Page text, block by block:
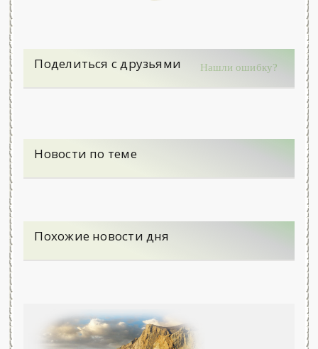
Поделиться с друзьями Нашли ошибку?
Новости по теме
Похожие новости дня